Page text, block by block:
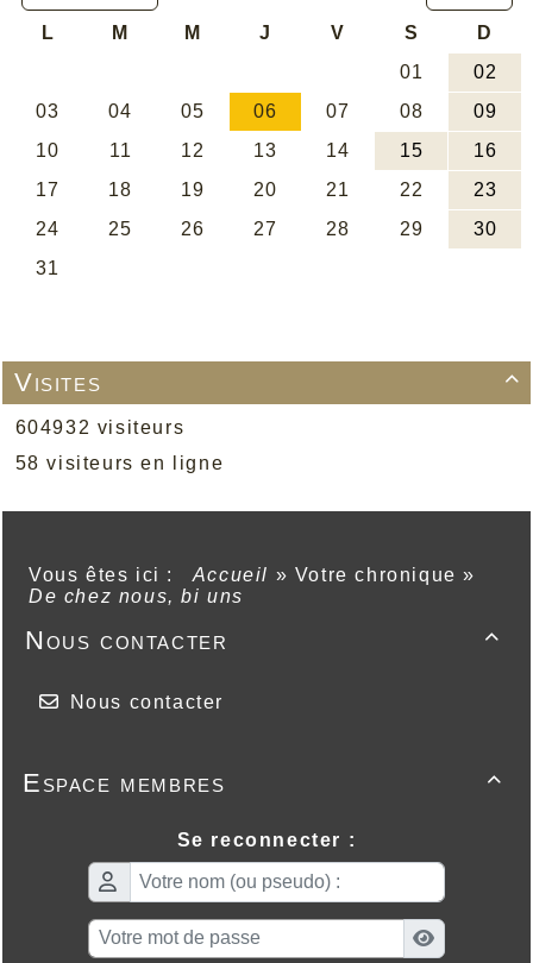

Visites
604932 visiteurs
58 visiteurs en ligne
Vous êtes ici : Accueil » Votre chronique »
De chez nous, bi uns

Nous contacter
Nous contacter

Espace membres
Se reconnecter :